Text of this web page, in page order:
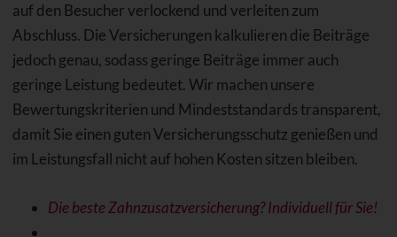
auf den Besucher verlockend und verleiten zum
Abschluss. Die Versicherungen kalkulieren die Beiträge
jedoch genau, sodass geringe Beiträge immer auch
geringe Leistung bedeutet. Wir machen unsere
Bewertungskriterien und Mindeststandards transparent,
damit Sie einen guten Versicherungsschutz genießen und
im Leistungsfall nicht auf hohen Kosten sitzen bleiben.
Die beste Zahnzusatzversicherung? Individuell für Sie!